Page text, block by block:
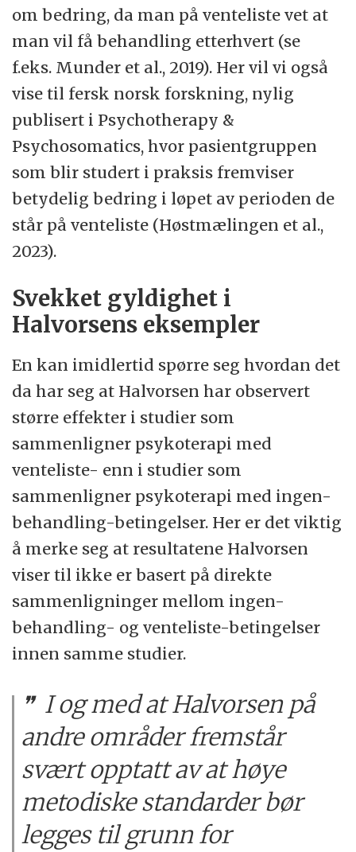
om bedring, da man på venteliste vet at
man vil få behandling etterhvert (se
f.eks. Munder et al., 2019). Her vil vi også
vise til fersk norsk forskning, nylig
publisert i Psychotherapy &
Psychosomatics, hvor pasientgruppen
som blir studert i praksis fremviser
betydelig bedring i løpet av perioden de
står på venteliste (Høstmælingen et al.,
2023).
Svekket gyldighet i
Halvorsens eksempler
En kan imidlertid spørre seg hvordan det
da har seg at Halvorsen har observert
større effekter i studier som
sammenligner psykoterapi med
venteliste- enn i studier som
sammenligner psykoterapi med ingen-
behandling-betingelser. Her er det viktig
å merke seg at resultatene Halvorsen
viser til ikke er basert på direkte
sammenligninger mellom ingen-
behandling- og venteliste-betingelser
innen samme studier.
I og med at Halvorsen på
andre områder fremstår
svært opptatt av at høye
metodiske standarder bør
legges til grunn for